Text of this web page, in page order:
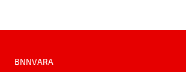
BNNVARA